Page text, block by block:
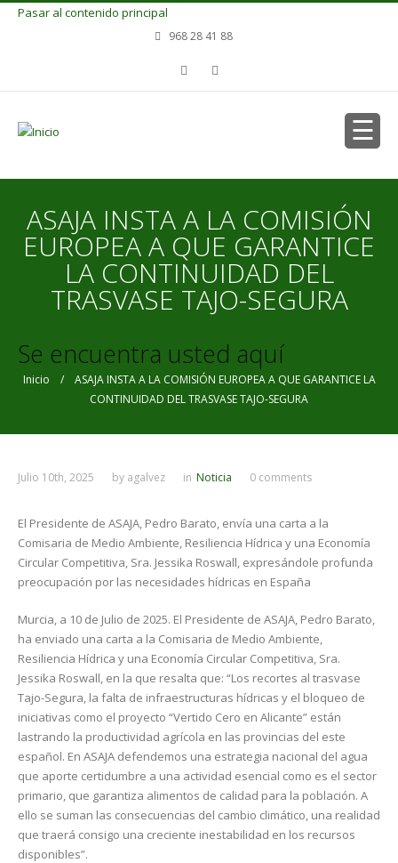
Pasar al contenido principal
968 28 41 88
ASAJA INSTA A LA COMISIÓN
EUROPEA A QUE GARANTICE
LA CONTINUIDAD DEL
TRASVASE TAJO-SEGURA
Se encuentra usted aquí
Inicio / ASAJA INSTA A LA COMISIÓN EUROPEA A QUE GARANTICE LA
CONTINUIDAD DEL TRASVASE TAJO-SEGURA
Julio 10th, 2025 by agalvez in Noticia 0 comments
El Presidente de ASAJA, Pedro Barato, envía una carta a la
Comisaria de Medio Ambiente, Resiliencia Hídrica y una Economía
Circular Competitiva, Sra. Jessika Roswall, expresándole profunda
preocupación por las necesidades hídricas en España
Murcia, a 10 de Julio de 2025. El Presidente de ASAJA, Pedro Barato,
ha enviado una carta a la Comisaria de Medio Ambiente,
Resiliencia Hídrica y una Economía Circular Competitiva, Sra.
Jessika Roswall, en la que resalta que: “Los recortes al trasvase
Tajo-Segura, la falta de infraestructuras hídricas y el bloqueo de
iniciativas como el proyecto “Vertido Cero en Alicante” están
lastrando la productividad agrícola en las provincias del este
español. En ASAJA defendemos una estrategia nacional del agua
que aporte certidumbre a una actividad esencial como es el sector
primario, que garantiza alimentos de calidad para la población. A
ello se suman las consecuencias del cambio climático, una realidad
que traerá consigo una creciente inestabilidad en los recursos
disponibles”.